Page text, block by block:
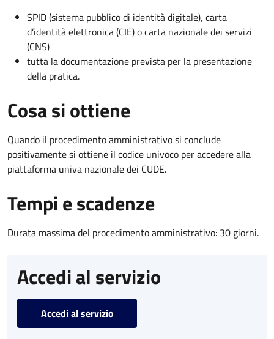
SPID (sistema pubblico di identità digitale), carta
d’identità elettronica (CIE) o carta nazionale dei servizi
(CNS)
tutta la documentazione prevista per la presentazione
della pratica.
Cosa si ottiene
Quando il procedimento amministrativo si conclude
positivamente si ottiene il codice univoco per accedere alla
piattaforma univa nazionale dei CUDE.
Tempi e scadenze
Durata massima del procedimento amministrativo: 30 giorni.
Accedi al servizio
Accedi al servizio